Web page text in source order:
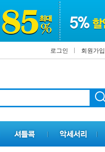
로그인 회원가입